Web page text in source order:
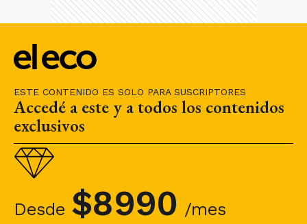
ESTE CONTENIDO ES SOLO PARA SUSCRIPTORES
Accedé a este y a todos los contenidos
exclusivos
Desde $8990 /mes